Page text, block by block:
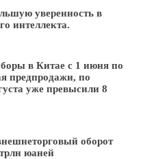
уверенность в
интеллекта.
в Китае с 1 июня по
предпродажи, по
уже превысили 8
оборот
юаней